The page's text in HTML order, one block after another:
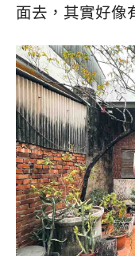
面去，其實好像